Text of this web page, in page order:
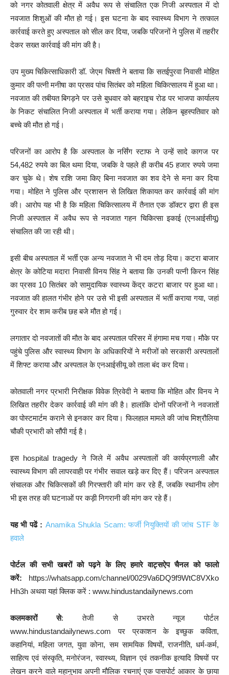
को नगर कोतवाली क्षेत्र में अवैध रूप से संचालित एक निजी अस्पताल में दो
नवजात शिशुओं की मौत हो गई। इस घटना के बाद स्वास्थ्य विभाग ने तत्काल
कार्रवाई करते हुए अस्पताल को सील कर दिया, जबकि परिजनों ने पुलिस में तहरीर
देकर सख्त कार्रवाई की मांग की है।
उप मुख्य चिकित्साधिकारी डॉ. जेएम चिश्ती ने बताया कि सतईपुरवा निवासी मोहित
कुमार की पत्नी मनीषा का प्रसव पांच सितंबर को महिला चिकित्सालय में हुआ था।
नवजात की तबीयत बिगड़ने पर उसे बुधवार को बहराइच रोड पर भाजपा कार्यालय
के निकट संचालित निजी अस्पताल में भर्ती कराया गया। लेकिन बृहस्पतिवार को
बच्चे की मौत हो गई।
परिजनों का आरोप है कि अस्पताल के नर्सिंग स्टाफ ने उन्हें सादे कागज पर
54,482 रुपये का बिल थमा दिया, जबकि वे पहले ही करीब 45 हजार रुपये जमा
कर चुके थे। शेष राशि जमा किए बिना नवजात का शव देने से मना कर दिया
गया। मोहित ने पुलिस और प्रशासन से लिखित शिकायत कर कार्रवाई की मांग
की। आरोप यह भी है कि महिला चिकित्सालय में तैनात एक डॉक्टर द्वारा ही इस
निजी अस्पताल में अवैध रूप से नवजात गहन चिकित्सा इकाई (एनआईसीयू)
संचालित की जा रही थी।
इसी बीच अस्पताल में भर्ती एक अन्य नवजात ने भी दम तोड़ दिया। कटरा बाजार
क्षेत्र के कोटिया मदारा निवासी विनय सिंह ने बताया कि उनकी पत्नी किरन सिंह
का प्रसव 10 सितंबर को सामुदायिक स्वास्थ्य केंद्र कटरा बाजार पर हुआ था।
नवजात की हालत गंभीर होने पर उसे भी इसी अस्पताल में भर्ती कराया गया, जहां
गुरुवार देर शाम करीब छह बजे मौत हो गई।
लगातार दो नवजातों की मौत के बाद अस्पताल परिसर में हंगामा मच गया। मौके पर
पहुंचे पुलिस और स्वास्थ्य विभाग के अधिकारियों ने मरीजों को सरकारी अस्पतालों
में शिफ्ट कराया और अस्पताल के एनआईसीयू को ताला बंद कर दिया।
कोतवाली नगर प्रभारी निरीक्षक विवेक त्रिवेदी ने बताया कि मोहित और विनय ने
लिखित तहरीर देकर कार्रवाई की मांग की है। हालांकि दोनों परिजनों ने नवजातों
का पोस्टमार्टम कराने से इनकार कर दिया। फिलहाल मामले की जांच मिश्रौलिया
चौकी प्रभारी को सौंपी गई है।
इस hospital tragedy ने जिले में अवैध अस्पतालों की कार्यप्रणाली और
स्वास्थ्य विभाग की लापरवाही पर गंभीर सवाल खड़े कर दिए हैं। परिजन अस्पताल
संचालक और चिकित्सकों की गिरफ्तारी की मांग कर रहे हैं, जबकि स्थानीय लोग
भी इस तरह की घटनाओं पर कड़ी निगरानी की मांग कर रहे हैं।
यह भी पढें : Anamika Shukla Scam: फर्जी नियुक्तियों की जांच STF के
हवाले
पोर्टल की सभी खबरों को पढ़ने के लिए हमारे वाट्सऐप चैनल को फालो
करें: https://whatsapp.com/channel/0029Va6DQ9f9WtC8VXko
Hh3h अथवा यहां क्लिक करें : www.hindustandailynews.com
कलमकारों से: तेजी से उभरते न्यूज पोर्टल
www.hindustandailynews.com पर प्रकाशन के इच्छुक कविता,
कहानियां, महिला जगत, युवा कोना, सम सामयिक विषयों, राजनीति, धर्म-कर्म,
साहित्य एवं संस्कृति, मनोरंजन, स्वास्थ्य, विज्ञान एवं तकनीक इत्यादि विषयों पर
लेखन करने वाले महानुभाव अपनी मौलिक रचनाएं एक पासपोर्ट आकार के छाया